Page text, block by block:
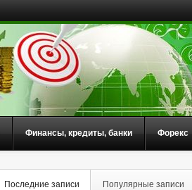
Финансы, кредиты, банки Форекс
Последние записи Популярные записи